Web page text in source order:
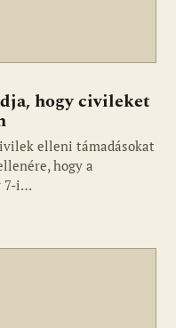
hogy civileket
elleni támadásokat
hogy a
7-i…